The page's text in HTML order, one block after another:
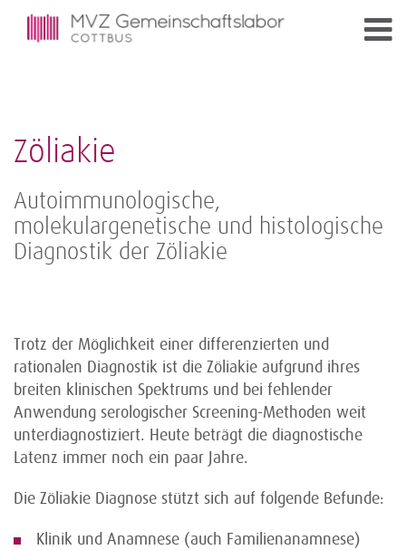
Zöliakie
Autoimmunologische,
molekulargenetische und histologische
Diagnostik der Zöliakie
Trotz der Möglichkeit einer differenzierten und
rationalen Diagnostik ist die Zöliakie aufgrund ihres
breiten klinischen Spektrums und bei fehlender
Anwendung serologischer Screening-Methoden weit
unterdiagnostiziert. Heute beträgt die diagnostische
Latenz immer noch ein paar Jahre.
Die Zöliakie Diagnose stützt sich auf folgende Befunde:
Klinik und Anamnese (auch Familienanamnese)